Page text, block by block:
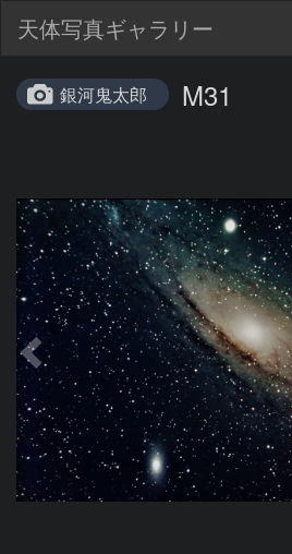
天体写真ギャラリー
銀河鬼太郎 M31